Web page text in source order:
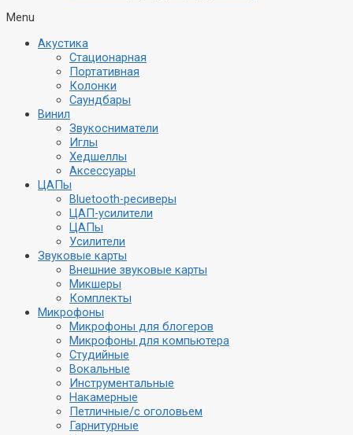
Акустика
Стационарная
Портативная
Колонки
Саундбары
Винил
Звукосниматели
Иглы
Хедшеллы
Аксессуары
Накладные
Полноразмерные
Плееры
Стационарные
Menu
Акустика
Стационарная
Портативная
Колонки
Саундбары
Винил
Звукосниматели
Иглы
Хедшеллы
Аксессуары
ЦАПы
Bluetooth-ресиверы
ЦАП-усилители
ЦАПы
Усилители
Звуковые карты
Внешние звуковые карты
Микшеры
Комплекты
Микрофоны
Микрофоны для блогеров
Микрофоны для компьютера
Студийные
Вокальные
Инструментальные
Накамерные
Петличные/с оголовьем
Гарнитурные